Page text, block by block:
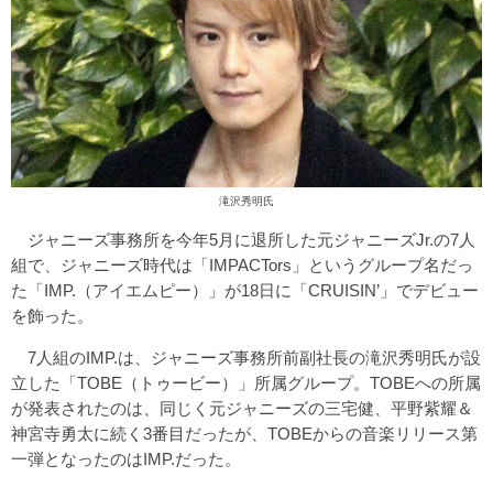
滝沢秀明氏
ジャニーズ事務所を今年5月に退所した元ジャニーズJr.の7人
組で、ジャニーズ時代は「IMPACTors」というグループ名だっ
た「IMP.（アイエムピー）」が18日に「CRUISIN’」でデビュー
を飾った。
7人組のIMP.は、ジャニーズ事務所前副社長の滝沢秀明氏が設
立した「TOBE（トゥービー）」所属グループ。TOBEへの所属
が発表されたのは、同じく元ジャニーズの三宅健、平野紫耀＆
神宮寺勇太に続く3番目だったが、TOBEからの音楽リリース第
一弾となったのはIMP.だった。